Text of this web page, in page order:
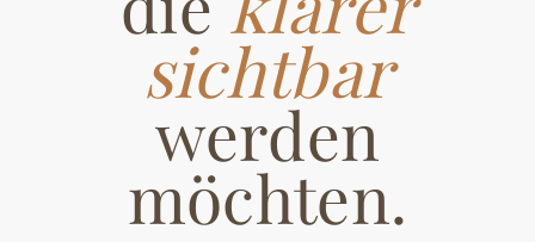
sichtbar
werden
möchten.